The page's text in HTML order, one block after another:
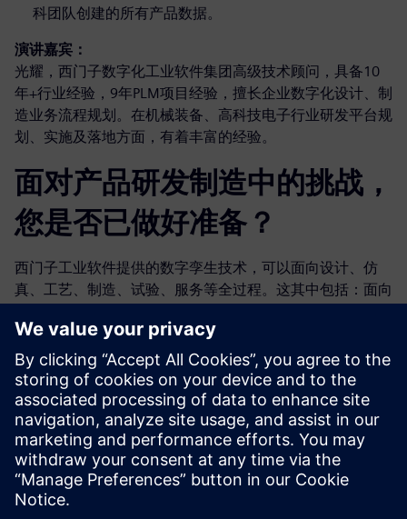
科团队创建的所有产品数据。
演讲嘉宾：
光耀，西门子数字化工业软件集团高级技术顾问，具备10
年+行业经验，9年PLM项目经验，擅长企业数字化设计、制
造业务流程规划。在机械装备、高科技电子行业研发平台规
划、实施及落地方面，有着丰富的经验。
面对产品研发制造中的挑战，
您是否已做好准备？
西门子工业软件提供的数字孪生技术，可以面向设计、仿
真、工艺、制造、试验、服务等全过程。这其中包括：面向
决方案Simcenter，同时面向设备、工艺、产线分析优化的
解决方案Tecnomatix，以及支撑产品全生命周期业务协同的
产品数据管理平台解决方案Teamcenter…。这些解决方案是
构成产品全业务链数字孪生技术（Digital Twin）的关键组
成部分，在工程机械与高端装备行业全生命周期的产品研发
中，具有重要的应用价值。通过数字孪生技术的应用，可显
著地提高工程机械与高端装备行业产品研发制造的效率与质
量。此外，这项技术的优势还包括提升产品的关键性能指
标、有效地降低成本、提高产品的核心竞争力，并助力制造